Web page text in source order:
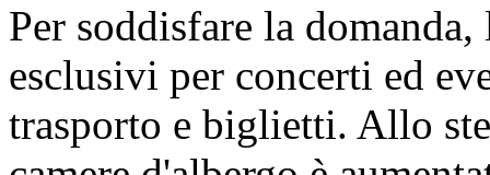
Per soddisfare la
esclusivi per concerti ed
trasporto e biglietti. Allo